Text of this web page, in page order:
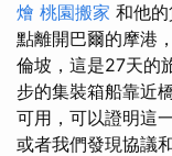
燴 桃園搬家 和他
點離開巴爾的摩港
倫坡，這是27天的
步的集裝箱船靠近
可用，可以證明這
或者我們發現協議